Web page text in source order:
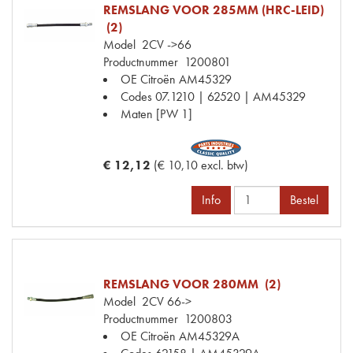
REMSLANG VOOR 285MM (HRC-LEID)
(2)
Model 2CV ->66
Productnummer 1200801
OE Citroën AM45329
Codes07.1210 | 62520 | AM45329
Maten [PW 1]
€ 12,12 (€ 10,10 excl. btw)
Info Bestel
REMSLANG VOOR 280MM (2)
Model 2CV 66->
Productnummer 1200803
OE Citroën AM45329A